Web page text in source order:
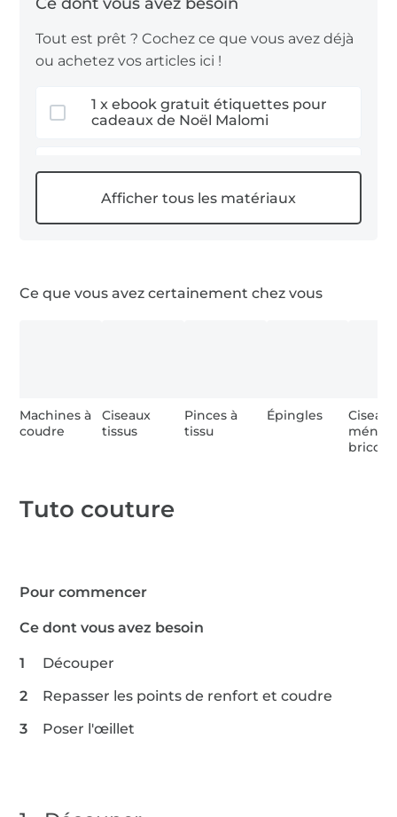
Tout est prêt ? Cochez ce que vous avez déjà
ou achetez vos articles ici !
1 x ebook gratuit étiquettes pour
cadeaux de Noël Malomi
0,2 m tissu lainage bouclette
thermocollants
Ce que vous avez certainement chez vous
Machines à
coudre
Ciseaux
tissus
Pinces à
tissu
Épingles
Ciseaux
Tuto couture
Pour commencer
Ce dont vous avez besoin
Découper
Repasser les points de renfort et coudre
Poser l'œillet